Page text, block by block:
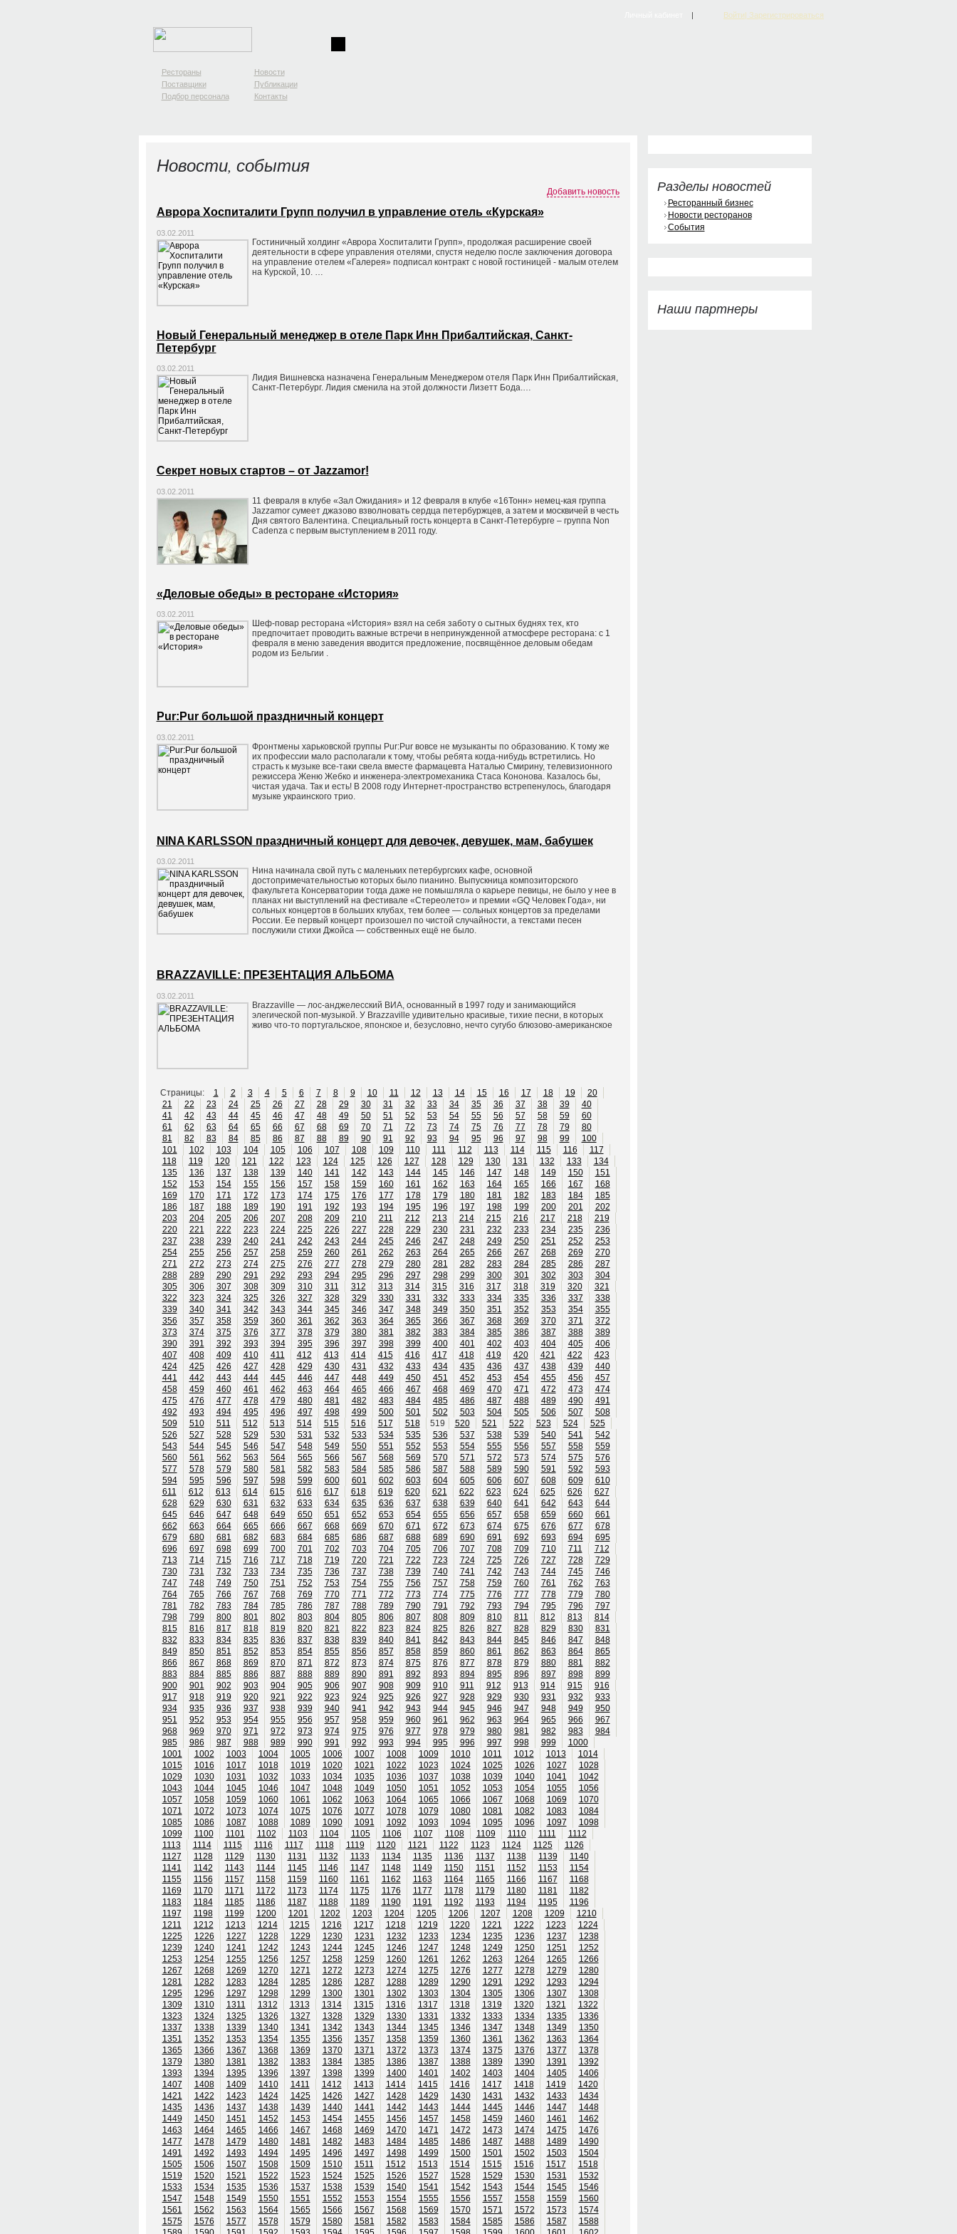
| Войти| Зарегистрироваться
Рестораны
Новости
Поставщики
Публикации
Подбор персонала
Контакты
Новости, события
Добавить новость
Аврора Хоспиталити Групп получил в управление отель «Курская»
03.02.2011
Гостиничный холдинг «Аврора Хоспиталити Групп», продолжая расширение своей
деятельности в сфере управления отелями, спустя неделю после заключения договора
на управление отелем «Галерея» подписал контракт с новой гостиницей - малым отелем
на Курской, 10. …
Новый Генеральный менеджер в отеле Парк Инн Прибалтийская, Санкт-
Петербург
03.02.2011
Лидия Вишневска назначена Генеральным Менеджером отеля Парк Инн Прибалтийская,
Санкт-Петербург. Лидия сменила на этой должности Лизетт Бода.…
Секрет новых стартов – от Jazzamor!
03.02.2011
11 февраля в клубе «Зал Ожидания» и 12 февраля в клубе «16Тонн» немец-кая группа
Jazzamor сумеет джазово взволновать сердца петербуржцев, а затем и москвичей в честь
Дня святого Валентина. Специальный гость концерта в Санкт-Петербурге – группа Non
Cadenza с первым выступлением в 2011 году.
«Деловые обеды» в ресторане «История»
03.02.2011
Шеф-повар ресторана «История» взял на себя заботу о сытных буднях тех, кто
предпочитает проводить важные встречи в непринужденной атмосфере ресторана: с 1
февраля в меню заведения вводится предложение, посвящённое деловым обедам
родом из Бельгии .
Pur:Pur большой праздничный концерт
03.02.2011
Фронтмены харьковской группы Pur:Pur вовсе не музыканты по образованию. К тому же
их профессии мало располагали к тому, чтобы ребята когда-нибудь встретились. Но
страсть к музыке все-таки свела вместе фармацевта Наталью Смирину, телевизионного
режиссера Женю Жебко и инженера-электромеханика Стаса Кононова. Казалось бы,
чистая удача. Так и есть! В 2008 году Интернет-пространство встрепенулось, благодаря
музыке украинского трио.
NINA KARLSSON праздничный концерт для девочек, девушек, мам, бабушек
03.02.2011
Нина начинала свой путь с маленьких петербургских кафе, основной
достопримечательностью которых было пианино. Выпускница композиторского
факультета Консерватории тогда даже не помышляла о карьере певицы, не было у нее в
планах ни выступлений на фестивале «Стереолето» и премии «GQ Человек Года», ни
сольных концертов в больших клубах, тем более — сольных концертов за пределами
России. Ее первый концерт произошел по чистой случайности, а текстами песен
послужили стихи Джойса — собственных ещё не было.
BRAZZAVILLE: ПРЕЗЕНТАЦИЯ АЛЬБОМА
03.02.2011
Brazzaville — лос-анджелесский ВИА, основанный в 1997 году и занимающийся
элегической поп-музыкой. У Brazzaville удивительно красивые, тихие песни, в которых
живо что-то португальское, японское и, безусловно, нечто сугубо блюзово-американское
Страницы: 1 2 3 4 5 6 7 8 9 10 11 12 13 14 15 16 17 18 19
20
21
22 23 24 25 26 27 28 29 30 31 32 33 34 35 36 37 38 39
40
41
42 43 44 45 46 47 48 49 50 51 52 53 54 55 56 57 58 59
60
61
62 63 64 65 66 67 68 69 70 71 72 73 74 75 76 77 78 79
80
81
82 83 84 85 86 87 88 89 90 91 92 93 94 95 96 97 98 99
100
101
102 103 104 105 106 107 108 109 110 111 112 113 114 115 116
117
118
119 120 121 122 123 124 125 126 127 128 129 130 131 132 133
134
135
136 137 138 139 140 141 142 143 144 145 146 147 148 149 150
151
152
153 154 155 156 157 158 159 160 161 162 163 164 165 166 167
168
169
170 171 172 173 174 175 176 177 178 179 180 181 182 183 184
185
186
187 188 189 190 191 192 193 194 195 196 197 198 199 200 201
202
203
204 205 206 207 208 209 210 211 212 213 214 215 216 217 218
219
220
221 222 223 224 225 226 227 228 229 230 231 232 233 234 235
236
237
238 239 240 241 242 243 244 245 246 247 248 249 250 251 252
253
254
255 256 257 258 259 260 261 262 263 264 265 266 267 268 269
270
271
272 273 274 275 276 277 278 279 280 281 282 283 284 285 286
287
288
289 290 291 292 293 294 295 296 297 298 299 300 301 302 303
304
305
306 307 308 309 310 311 312 313 314 315 316 317 318 319 320
321
322
323 324 325 326 327 328 329 330 331 332 333 334 335 336 337
338
339
340 341 342 343 344 345 346 347 348 349 350 351 352 353 354
355
356
357 358 359 360 361 362 363 364 365 366 367 368 369 370 371
372
373
374 375 376 377 378 379 380 381 382 383 384 385 386 387 388
389
390
391 392 393 394 395 396 397 398 399 400 401 402 403 404 405
406
407
408 409 410 411 412 413 414 415 416 417 418 419 420 421 422
423
424
425 426 427 428 429 430 431 432 433 434 435 436 437 438 439
440
441
442 443 444 445 446 447 448 449 450 451 452 453 454 455 456
457
458
459 460 461 462 463 464 465 466 467 468 469 470 471 472 473
474
475
476 477 478 479 480 481 482 483 484 485 486 487 488 489 490
491
492
493 494 495 496 497 498 499 500 501 502 503 504 505 506 507
508
509
510 511 512 513 514 515 516 517 518 519 520 521 522 523 524
525
526
527 528 529 530 531 532 533 534 535 536 537 538 539 540 541
542
543
544 545 546 547 548 549 550 551 552 553 554 555 556 557 558
559
560
561 562 563 564 565 566 567 568 569 570 571 572 573 574 575
576
577
578 579 580 581 582 583 584 585 586 587 588 589 590 591 592
593
594
595 596 597 598 599 600 601 602 603 604 605 606 607 608 609
610
611
612 613 614 615 616 617 618 619 620 621 622 623 624 625 626
627
628
629 630 631 632 633 634 635 636 637 638 639 640 641 642 643
644
645
646 647 648 649 650 651 652 653 654 655 656 657 658 659 660
661
662
663 664 665 666 667 668 669 670 671 672 673 674 675 676 677
678
679
680 681 682 683 684 685 686 687 688 689 690 691 692 693 694
695
696
697 698 699 700 701 702 703 704 705 706 707 708 709 710 711
712
713
714 715 716 717 718 719 720 721 722 723 724 725 726 727 728
729
730
731 732 733 734 735 736 737 738 739 740 741 742 743 744 745
746
747
748 749 750 751 752 753 754 755 756 757 758 759 760 761 762
763
764
765 766 767 768 769 770 771 772 773 774 775 776 777 778 779
780
781
782 783 784 785 786 787 788 789 790 791 792 793 794 795 796
797
798
799 800 801 802 803 804 805 806 807 808 809 810 811 812 813
814
815
816 817 818 819 820 821 822 823 824 825 826 827 828 829 830
831
832
833 834 835 836 837 838 839 840 841 842 843 844 845 846 847
848
849
850 851 852 853 854 855 856 857 858 859 860 861 862 863 864
865
866
867 868 869 870 871 872 873 874 875 876 877 878 879 880 881
882
883
884 885 886 887 888 889 890 891 892 893 894 895 896 897 898
899
900
901 902 903 904 905 906 907 908 909 910 911 912 913 914 915
916
917
918 919 920 921 922 923 924 925 926 927 928 929 930 931 932
933
934
935 936 937 938 939 940 941 942 943 944 945 946 947 948 949
950
951
952 953 954 955 956 957 958 959 960 961 962 963 964 965 966
967
968
969 970 971 972 973 974 975 976 977 978 979 980 981 982 983
984
985
986 987 988 989 990 991 992 993 994 995 996 997 998 999
1000
1001
1002 1003 1004 1005 1006 1007 1008 1009 1010 1011 1012 1013
1014
1015
1016 1017 1018 1019 1020 1021 1022 1023 1024 1025 1026 1027
1028
1029
1030 1031 1032 1033 1034 1035 1036 1037 1038 1039 1040 1041
1042
1043
1044 1045 1046 1047 1048 1049 1050 1051 1052 1053 1054 1055
1056
1057
1058 1059 1060 1061 1062 1063 1064 1065 1066 1067 1068 1069
1070
1071
1072 1073 1074 1075 1076 1077 1078 1079 1080 1081 1082 1083
1084
1085
1086 1087 1088 1089 1090 1091 1092 1093 1094 1095 1096 1097
1098
1099
1100 1101 1102 1103 1104 1105 1106 1107 1108 1109 1110 1111
1112
1113
1114 1115 1116 1117 1118 1119 1120 1121 1122 1123 1124 1125
1126
1127
1128 1129 1130 1131 1132 1133 1134 1135 1136 1137 1138 1139
1140
1141
1142 1143 1144 1145 1146 1147 1148 1149 1150 1151 1152 1153
1154
1155
1156 1157 1158 1159 1160 1161 1162 1163 1164 1165 1166 1167
1168
1169
1170 1171 1172 1173 1174 1175 1176 1177 1178 1179 1180 1181
1182
1183
1184 1185 1186 1187 1188 1189 1190 1191 1192 1193 1194 1195
1196
1197
1198 1199 1200 1201 1202 1203 1204 1205 1206 1207 1208 1209
1210
1211
1212 1213 1214 1215 1216 1217 1218 1219 1220 1221 1222 1223
1224
1225
1226 1227 1228 1229 1230 1231 1232 1233 1234 1235 1236 1237
1238
1239
1240 1241 1242 1243 1244 1245 1246 1247 1248 1249 1250 1251
1252
1253
1254 1255 1256 1257 1258 1259 1260 1261 1262 1263 1264 1265
1266
1267
1268 1269 1270 1271 1272 1273 1274 1275 1276 1277 1278 1279
1280
1281
1282 1283 1284 1285 1286 1287 1288 1289 1290 1291 1292 1293
1294
1295
1296 1297 1298 1299 1300 1301 1302 1303 1304 1305 1306 1307
1308
1309
1310 1311 1312 1313 1314 1315 1316 1317 1318 1319 1320 1321
1322
1323
1324 1325 1326 1327 1328 1329 1330 1331 1332 1333 1334 1335
1336
1337
1338 1339 1340 1341 1342 1343 1344 1345 1346 1347 1348 1349
1350
1351
1352 1353 1354 1355 1356 1357 1358 1359 1360 1361 1362 1363
1364
1365
1366 1367 1368 1369 1370 1371 1372 1373 1374 1375 1376 1377
1378
1379
1380 1381 1382 1383 1384 1385 1386 1387 1388 1389 1390 1391
1392
1393
1394 1395 1396 1397 1398 1399 1400 1401 1402 1403 1404 1405
1406
1407
1408 1409 1410 1411 1412 1413 1414 1415 1416 1417 1418 1419
1420
1421
1422 1423 1424 1425 1426 1427 1428 1429 1430 1431 1432 1433
1434
1435
1436 1437 1438 1439 1440 1441 1442 1443 1444 1445 1446 1447
1448
1449
1450 1451 1452 1453 1454 1455 1456 1457 1458 1459 1460 1461
1462
1463
1464 1465 1466 1467 1468 1469 1470 1471 1472 1473 1474 1475
1476
1477
1478 1479 1480 1481 1482 1483 1484 1485 1486 1487 1488 1489
1490
1491
1492 1493 1494 1495 1496 1497 1498 1499 1500 1501 1502 1503
1504
1505
1506 1507 1508 1509 1510 1511 1512 1513 1514 1515 1516 1517
1518
1519
1520 1521 1522 1523 1524 1525 1526 1527 1528 1529 1530 1531
1532
1533
1534 1535 1536 1537 1538 1539 1540 1541 1542 1543 1544 1545
1546
1547
1548 1549 1550 1551 1552 1553 1554 1555 1556 1557 1558 1559
1560
1561
1562 1563 1564 1565 1566 1567 1568 1569 1570 1571 1572 1573
1574
1575
1576 1577 1578 1579 1580 1581 1582 1583 1584 1585 1586 1587
1588
Разделы новостей
Ресторанный бизнес
Новости ресторанов
События
Наши партнеры